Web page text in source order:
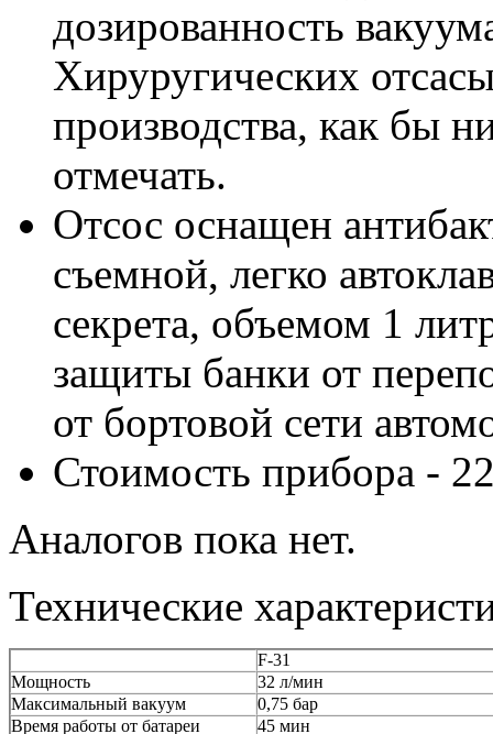
дозированность
Хируругических
производства, как бы
отмечать.
Отсос оснащен
съемной, легко
секрета, объемом 1
защиты банки от
от бортовой сети
Стоимость прибора -
Аналогов пока нет.
Технические
F-31
Мощность
32 л/мин
Максимальный вакуум
0,75 бар
Время работы от батареи
45 мин